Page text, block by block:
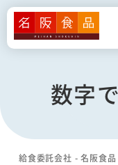
数字
給食
給食委託会社 - 名阪食品